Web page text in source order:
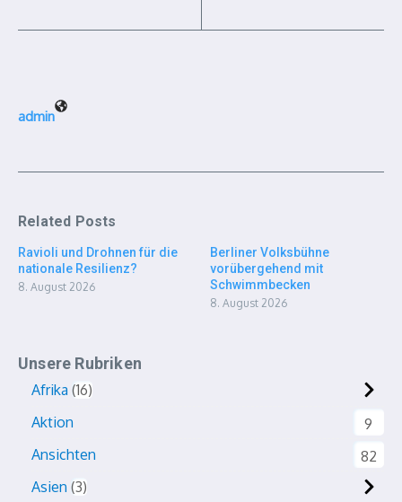
admin
Related Posts
Ravioli und Drohnen für die
nationale Resilienz?
8. August 2026
Berliner Volksbühne
vorübergehend mit
Schwimmbecken
8. August 2026
Unsere Rubriken
Afrika 16
Aktion
9
Ansichten
82
Asien 3